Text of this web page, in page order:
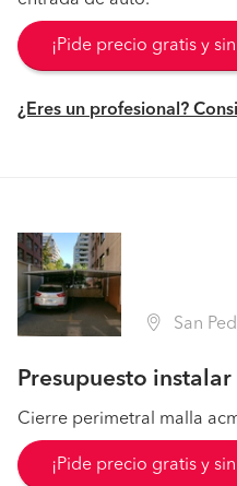
¡Pide precio gratis y
¿Eres un profesional?
San Pedro de la
Presupuesto
Cierre perimetral malla
¡Pide precio gratis y